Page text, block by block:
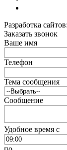
Разработка
Заказать звонок
Ваше имя
Телефон
Тема сообщения
Сообщение
Удобное время c